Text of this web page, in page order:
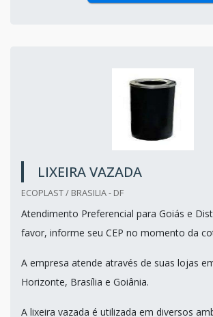
LIXEIRA VAZADA
ECOPLAST / BRASILIA - DF
Atendimento Preferencial para Goiás e
favor, informe seu CEP no momento da
A empresa atende através de suas lojas
Horizonte, Brasília e Goiânia.
A lixeira vazada é utilizada em diversos